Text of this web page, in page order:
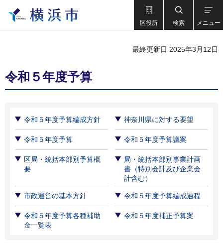
区役所 検索 メニュー
最終更新日 2025年3月12日
令和５年度予算
令和５年度予算編成方針 神奈川県に対する要望
令和５年度予算 令和５年度予算議案
区局・統括本部別予算概
要
局・統括本部別事業計画
書（特別会計及び企業会
計含む）
市政運営の基本方針 令和５年度予算編成過程
令和５年度予算各種補助
金一覧表
令和５年度補正予算案